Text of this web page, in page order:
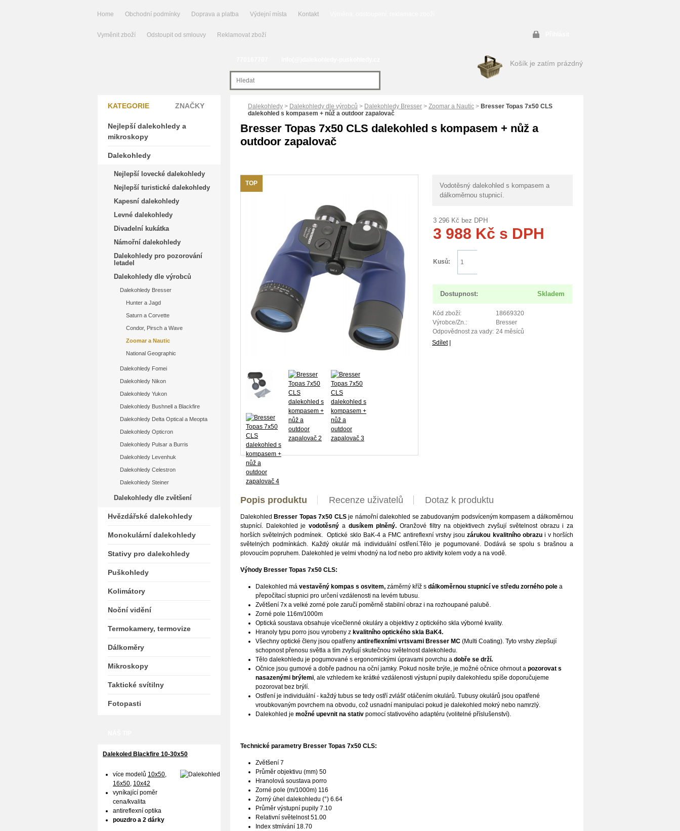
Home Obchodní podmínky Doprava a platba Výdejní místa Kontakt
Vyměnit zboží Odstoupit od smlouvy Reklamovat zboží
Košík je zatím prázdný
Dalekohledy > Dalekohledy dle výrobců > Dalekohledy Bresser > Zoomar a Nautic > Bresser Topas 7x50 CLS
dalekohled s kompasem + nůž a outdoor zapalovač
Bresser Topas 7x50 CLS dalekohled s kompasem + nůž a
outdoor zapalovač
TOP
Vodotěsný dalekohled s kompasem a
dálkoměrnou stupnicí.
3 296 Kč bez DPH
3 988 Kč s DPH
Kusů:
Dostupnost: Skladem
Kód zboží:
18669320
Výrobce/Zn.:
Bresser
Odpovědnost za vady: 24 měsíců
Sdílet
Popis produktu Recenze uživatelů Dotaz k produktu
DalekohledBresser Topas 7x50 CLSje námořní dalekohled se zabudovaným podsvíceným kompasem a dálkoměrnou
stupnící. Dalekohled jevodotěsný a dusíkem plněný. Oranžové filtry na objektivech zvyšují světelnost obrazu i za
horších světelných podmínek. Optické sklo BaK-4 a FMC antireflexní vrstvy jsouzárukou kvalitního obrazu i v horších
světelných podmínkách. Každý okulár má individuální ostření.Tělo je pogumované. Dodává se spolu s brašnou a
plovoucím popruhem. Dalekohled je velmi vhodný na loď nebo pro aktivity kolem vody a na vodě.
Výhody Bresser Topas 7x50 CLS:
Dalekohled má vestavěný kompas s osvitem, záměrný kříž s dálkoměrnou stupnicí ve středu zorného pole a
přepočítací stupnici pro určení vzdálenosti na levém tubusu.
Zvětšení 7x a velké zorné pole zaručí poměrně stabilní obraz i na rozhoupané palubě.
Zorné pole 116m/1000m
Optická soustava obsahuje vícečlenné okuláry a objektivy z optického skla výborné kvality.
Hranoly typu porro jsou vyrobeny z kvalitního optického skla BaK4.
Všechny optické členy jsou opatřeny antireflexními vrtsvami Bresser MC (Multi Coating). Tyto vrstvy zlepšují
schopnost přenosu světla a tím zvyšují skutečnou světelnost dalekohledu.
Tělo dalekohledu je pogumované s ergonomickými úpravami povrchu a dobře se drží.
Očnice jsou gumové a dobře padnou na oční jamky. Pokud nosíte brýle, je možné očnice ohrnout a pozorovat s
nasazenými brýlemi , ale vzhledem ke krátké vzdálenosti výstupní pupily dalekohledu spíše doporučujeme
pozorovat bez brýlí.
Ostření je individuální - každý tubus se tedy ostří zvlášť otáčením okulárů. Tubusy okulárů jsou opatřené
vroubkovaným povrchem na obvodu, což usnadní manipulaci pokud je dalekohled mokrý nebo namrzlý.
Dalekohled je možné upevnit na stativ pomocí stativového adaptéru (volitelné příslušenství).
Technické parametry Bresser Topas 7x50 CLS:
Zvětšení 7
Průměr objektivu (mm) 50
Hranolová soustava porro
Zorné pole (m/1000m) 116
Zorný úhel dalekohledu (°) 6.64
Průměr výstupní pupily 7.10
Relativní světelnost 51.00
Index stmívání 18.70
KATEGORIE ZNAČKY
Nejlepší dalekohledy a
mikroskopy
Dalekohledy
Nejlepší lovecké dalekohledy
Nejlepší turistické dalekohledy
Kapesní dalekohledy
Levné dalekohledy
Divadelní kukátka
Námořní dalekohledy
Dalekohledy pro pozorování
letadel
Dalekohledy dle výrobců
Dalekohledy Bresser
Hunter a Jagd
Saturn a Corvette
Condor, Pirsch a Wave
Zoomar a Nautic
National Geographic
Dalekohledy Fomei
Dalekohledy Nikon
Dalekohledy Yukon
Dalekohledy Bushnell a Blackfire
Dalekohledy Delta Optical a Meopta
Dalekohledy Opticron
Dalekohledy Pulsar a Burris
Dalekohledy Levenhuk
Dalekohledy Celestron
Dalekohledy Steiner
Dalekohledy dle zvětšení
Hvězdářské dalekohledy
Monokulární dalekohledy
Stativy pro dalekohledy
Puškohledy
Kolimátory
Noční vidění
Termokamery, termovize
Dálkoměry
Mikroskopy
Taktické svítilny
Fotopasti
Dalekoled Blackfire 10-30x50
více modelů 10x50,
16x50, 10x42
vyníkající poměr
cena/kvalita
antireflexní optika
pouzdro a 2 dárky